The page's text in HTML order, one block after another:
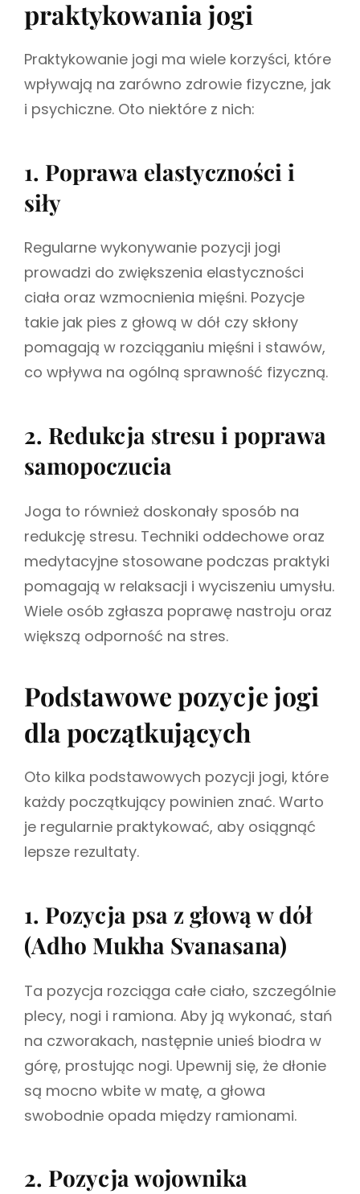
praktykowania jogi
Praktykowanie jogi ma wiele korzyści, które
wpływają na zarówno zdrowie fizyczne, jak
i psychiczne. Oto niektóre z nich:
1. Poprawa elastyczności i
siły
Regularne wykonywanie pozycji jogi
prowadzi do zwiększenia elastyczności
ciała oraz wzmocnienia mięśni. Pozycje
takie jak pies z głową w dół czy skłony
pomagają w rozciąganiu mięśni i stawów,
co wpływa na ogólną sprawność fizyczną.
2. Redukcja stresu i poprawa
samopoczucia
Joga to również doskonały sposób na
redukcję stresu. Techniki oddechowe oraz
medytacyjne stosowane podczas praktyki
pomagają w relaksacji i wyciszeniu umysłu.
Wiele osób zgłasza poprawę nastroju oraz
większą odporność na stres.
Podstawowe pozycje jogi
dla początkujących
Oto kilka podstawowych pozycji jogi, które
każdy początkujący powinien znać. Warto
je regularnie praktykować, aby osiągnąć
lepsze rezultaty.
1. Pozycja psa z głową w dół
(Adho Mukha Svanasana)
Ta pozycja rozciąga całe ciało, szczególnie
plecy, nogi i ramiona. Aby ją wykonać, stań
na czworakach, następnie unieś biodra w
górę, prostując nogi. Upewnij się, że dłonie
są mocno wbite w matę, a głowa
swobodnie opada między ramionami.
2. Pozycja wojownika